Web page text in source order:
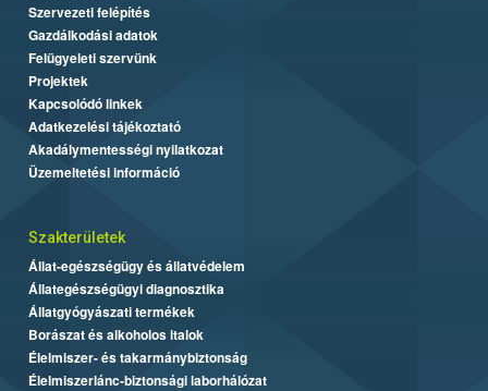
Szervezeti felépítés
Gazdálkodási adatok
Felügyeleti szervünk
Projektek
Kapcsolódó linkek
Adatkezelési tájékoztató
Akadálymentességi nyilatkozat
Üzemeltetési információ
Szakterületek
Állat-egészségügy és állatvédelem
Állategészségügyi diagnosztika
Állatgyógyászati termékek
Borászat és alkoholos italok
Élelmiszer- és takarmánybiztonság
Élelmiszerlánc-biztonsági laborhálózat